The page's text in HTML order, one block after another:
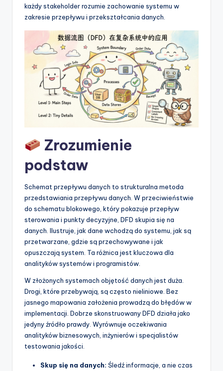
U
p
każdy stakeholder rozumie zachowanie systemu w
zakresie przepływu i przekształcania danych.
Zrozumienie
podstaw
Schemat przepływu danych to strukturalna metoda
przedstawiania przepływu danych. W przeciwieństwie
do schematu blokowego, który pokazuje przepływ
sterowania i punkty decyzyjne, DFD skupia się na
danych. Ilustruje, jak dane wchodzą do systemu, jak są
przetwarzane, gdzie są przechowywane i jak
opuszczają system. Ta różnica jest kluczowa dla
analityków systemów i programistów.
W złożonych systemach objętość danych jest duża.
Drogi, które przebywają, są często nieliniowe. Bez
jasnego mapowania założenia prowadzą do błędów w
implementacji. Dobrze skonstruowany DFD działa jako
jedyny źródło prawdy. Wyrównuje oczekiwania
analityków biznesowych, inżynierów i specjalistów
testowania jakości.
Skup się na danych: Śledź informacje, a nie czas